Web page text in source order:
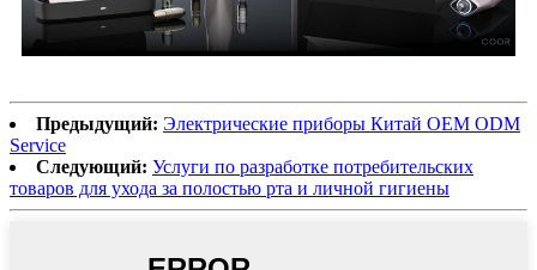
Предыдущий: Электрические приборы Китай OEM ODM
Service
Следующий: Услуги по разработке потребительских
товаров для ухода за полостью рта и личной гигиены